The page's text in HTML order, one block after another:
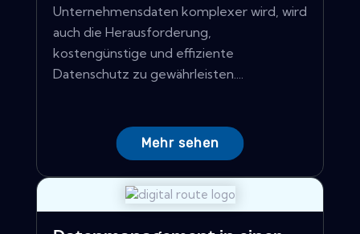
Unternehmensdaten komplexer wird, wird
auch die Herausforderung,
kostengünstige und effiziente
Datenschutz zu gewährleisten....
Mehr sehen